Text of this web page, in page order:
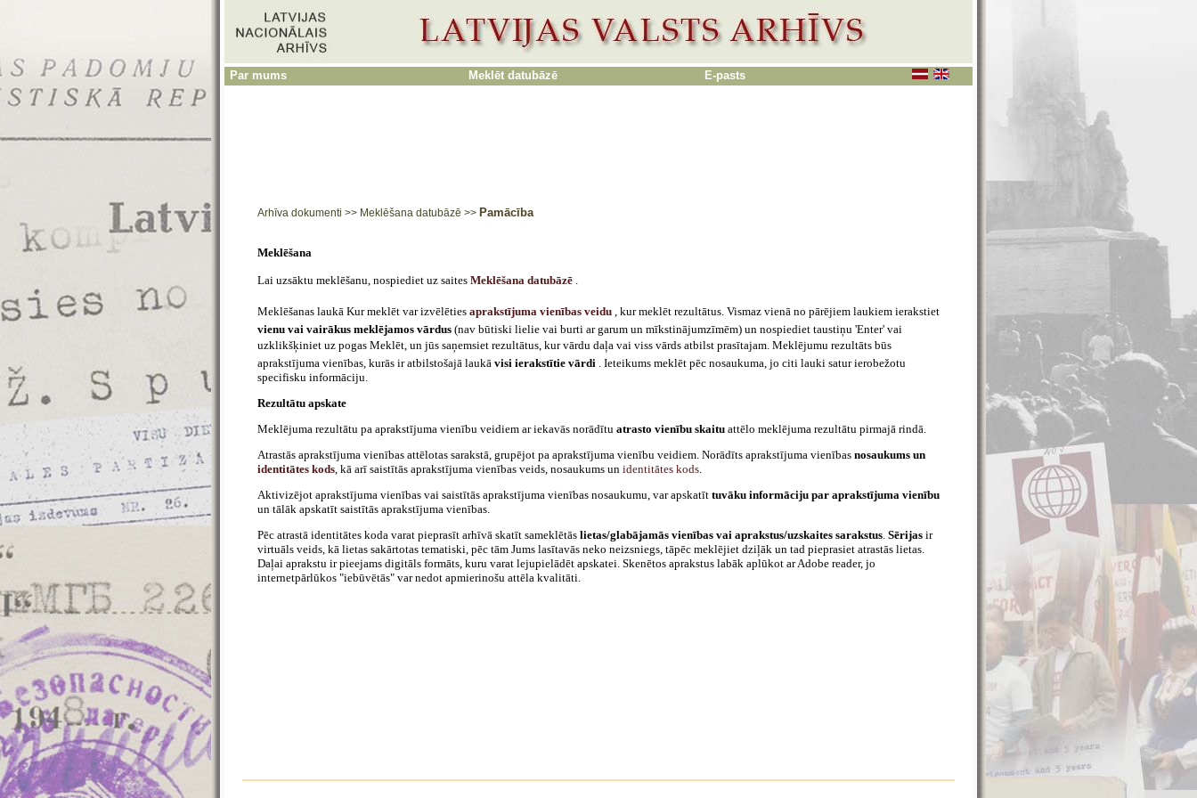
Par mums Meklēt datubāzē E-pasts
Arhīva dokumenti >> Meklēšana datubāzē >> Pamācība
Meklēšana
Lai uzsāktu meklēšanu, nospiediet uz saites  Meklēšana datubāzē .
Meklēšanas laukā Kur meklēt var izvēlēties aprakstījuma vienības veidu , kur meklēt rezultātus. Vismaz vienā no pārējiem laukiem ierakstiet
vienu vai vairākus meklējamos vārdus (nav būtiski lielie vai burti ar garum un mīkstinājumzīmēm) un nospiediet taustiņu 'Enter' vai
uzklikšķiniet uz pogas Meklēt, un jūs saņemsiet rezultātus, kur vārdu daļa vai viss vārds atbilst prasītajam. Meklējumu rezultāts būs
aprakstījuma vienības, kurās ir atbilstošajā laukā visi ierakstītie vārdi . Ieteikums meklēt pēc nosaukuma, jo citi lauki satur ierobežotu
specifisku informāciju.
Rezultātu apskate
Meklējuma rezultātu pa aprakstījuma vienību veidiem ar iekavās norādītu atrasto vienību skaitu attēlo meklējuma rezultātu pirmajā rindā.
Atrastās aprakstījuma vienības attēlotas sarakstā, grupējot pa aprakstījuma vienību veidiem. Norādīts aprakstījuma vienības nosaukums un
identitātes kods, kā arī saistītās aprakstījuma vienības veids, nosaukums un identitātes kods.
Aktivizējot aprakstījuma vienības vai saistītās aprakstījuma vienības nosaukumu, var apskatīt tuvāku informāciju par aprakstījuma vienību
un tālāk apskatīt saistītās aprakstījuma vienības.
Pēc atrastā identitātes koda varat pieprasīt arhīvā skatīt sameklētās lietas/glabājamās vienības vai aprakstus/uzskaites sarakstus. Sērijas ir
virtuāls veids, kā lietas sakārtotas tematiski, pēc tām Jums lasītavās neko neizsniegs, tāpēc meklējiet dziļāk un tad pieprasiet atrastās lietas.
Daļai aprakstu ir pieejams digitāls formāts, kuru varat lejupielādēt apskatei. Skenētos aprakstus labāk aplūkot ar Adobe reader, jo
internetpārlūkos "iebūvētās" var nedot apmierinošu attēla kvalitāti.